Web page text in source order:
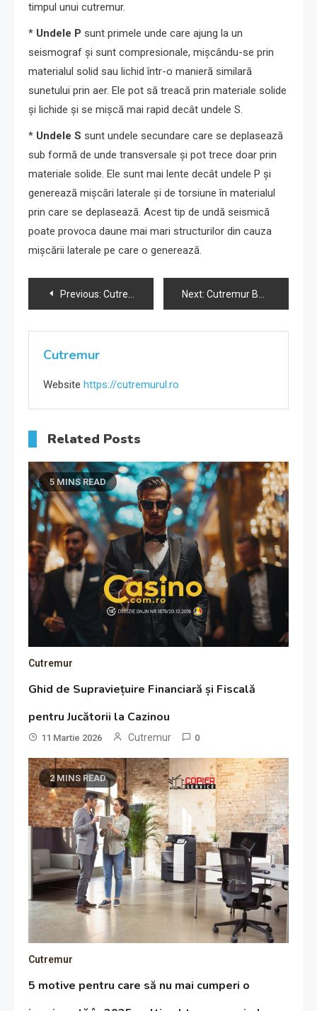
timpul unui cutremur.
* Undele P sunt primele unde care ajung la un
seismograf și sunt compresionale, mișcându-se prin
materialul solid sau lichid într-o manieră similară
sunetului prin aer. Ele pot să treacă prin materiale solide
și lichide și se mișcă mai rapid decât undele S.
* Undele S sunt undele secundare care se deplasează
sub formă de unde transversale și pot trece doar prin
materiale solide. Ele sunt mai lente decât undele P și
generează mișcări laterale și de torsiune în materialul
prin care se deplasează. Acest tip de undă seismică
poate provoca daune mai mari structurilor din cauza
mișcării laterale pe care o generează.
Navigare
în
articole
Previous: Cutremur Buzău 16-09-2024 ora 17:41 Next: Cutremur Buzău 16-09-2024 ora 17:41
Cutremur
Website https://cutremurul.ro
Related Posts
5 MINS READ
Cutremur
Ghid de Supraviețuire Financiară și Fiscală
pentru Jucătorii la Cazinou
11 Martie 2026 Cutremur 0
2 MINS READ
Cutremur
5 motive pentru care să nu mai cumperi o